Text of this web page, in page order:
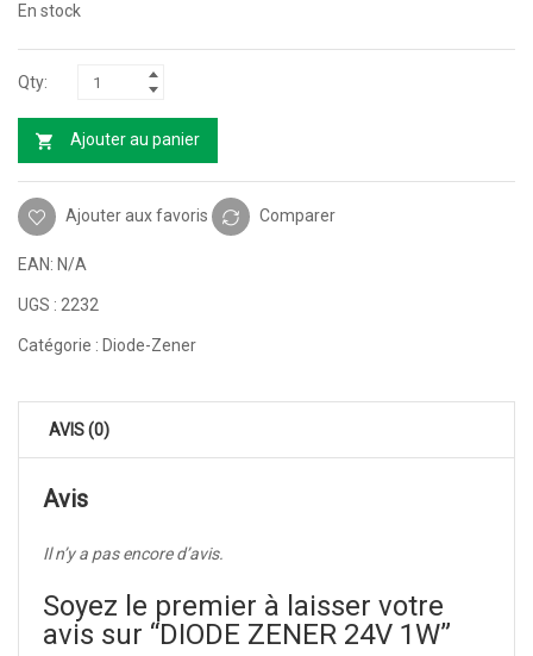
En stock
Ajouter au panier
Ajouter aux favoris Comparer
EAN: N/A
UGS : 2232
Catégorie : Diode-Zener
AVIS (0)
Avis
Il n’y a pas encore d’avis.
Soyez le premier à laisser votre
avis sur “DIODE ZENER 24V 1W”